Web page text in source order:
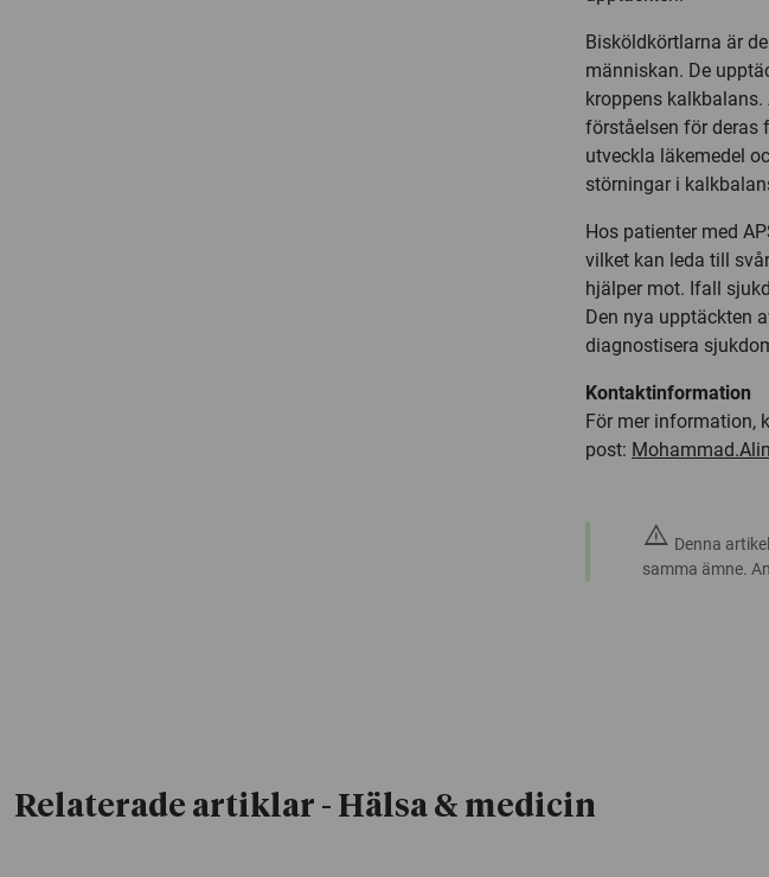
Bisköldkörtlarna är
människan. De
kroppens
förståelsen för deras
utveckla läkemedel
störningar i
Hos patienter med
vilket kan leda till
hjälper mot. Ifall
Den nya upptäckten
diagnostisera
Kontaktinformation
För mer information,
post:
warning Denna
samma ämne.
Relaterade artiklar - Hälsa & medicin